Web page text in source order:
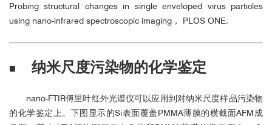
Probing structural changes in single enveloped virus particles
using nano-infrared spectroscopic imaging， PLOS ONE.
■ 纳米尺度污染物的化学鉴定
nano-FTIR傅里叶红外光谱仪可以应用到对纳米尺度样品污染物
的化学鉴定上。下图显示的Si表面覆盖PMMA薄膜的横截面AFM成